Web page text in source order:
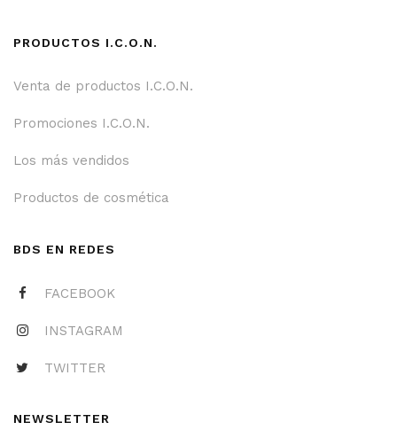
PRODUCTOS I.C.O.N.
Venta de productos I.C.O.N.
Promociones I.C.O.N.
Los más vendidos
Productos de cosmética
BDS EN REDES
FACEBOOK
INSTAGRAM
TWITTER
NEWSLETTER